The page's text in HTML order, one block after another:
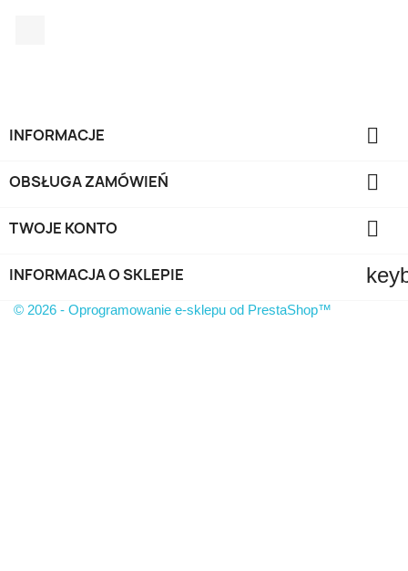
INFORMACJE 
OBSŁUGA ZAMÓWIEŃ 
TWOJE KONTO 
INFORMACJA O SKLEPIE
© 2026 - Oprogramowanie e-sklepu od PrestaShop™